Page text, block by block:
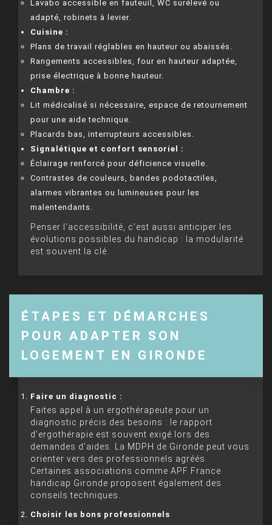
Lavabo accessible en fauteuil, WC surélevé ou
adapté, robinets à levier.
Cuisine :
Plans de travail réglables en hauteur ou abaissés.
Rangements accessibles, four en hauteur adaptée,
prise électrique à bonne hauteur.
Chambre :
Lit médicalisé si nécessaire, espace de retournement
pour une aide technique.
Placards bas, interrupteurs accessibles.
Signalétique et confort sensoriel :
Éclairage renforcé pour déficience visuelle.
Contrastes de couleurs, bandes podotactiles,
alarmes vibrantes ou lumineuses pour les
malentendants.
Penser l’accessibilité, c’est aussi anticiper les
évolutions possibles du handicap : la modularité
est souvent la clé.
ÉTAPES ET DÉMARCHES
POUR ADAPTER SON
LOGEMENT EN GIRONDE
Faire un diagnostic :
Faites appel à un ergothérapeute pour un
diagnostic précis des besoins : le rapport
d’ergothérapie est souvent exigé lors des
demandes d’aides. La MDPH de Gironde peut vous
orienter vers des professionnels agréés.
Certaines associations comme APF France
handicap Gironde proposent également des
conseils techniques.
Choisir les bons professionnels